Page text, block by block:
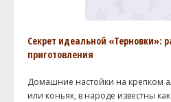
Секрет идеальной «Терновки»:
приготовления
Домашние настойки на крепком
или коньяк, в народе известны